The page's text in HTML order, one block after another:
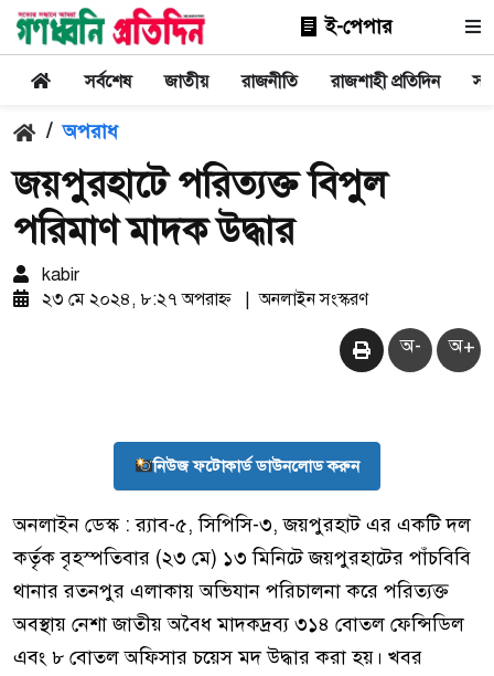
ই-পেপার
সর্বশেষ জাতীয় রাজনীতি রাজশাহী প্রতিদিন
/ অপরাধ
জয়পুরহাটে পরিত্যক্ত বিপুল
পরিমাণ মাদক উদ্ধার
kabir
২৩ মে ২০২৪, ৮:২৭ অপরাহ্ন
| অনলাইন সংস্করণ
অ- অ+
নিউজ ফটোকার্ড ডাউনলোড করুন
অনলাইন ডেস্ক : র‌্যাব-৫, সিপিসি-৩, জয়পুরহাট এর একটি দল
কর্তৃক বৃহস্পতিবার (২৩ মে) ১৩ মিনিটে জয়পুরহাটের পাঁচবিবি
থানার রতনপুর এলাকায় অভিযান পরিচালনা করে পরিত্যক্ত
অবস্থায় নেশা জাতীয় অবৈধ মাদকদ্রব্য ৩১৪ বোতল ফেন্সিডিল
এবং ৮ বোতল অফিসার চয়েস মদ উদ্ধার করা হয়। খবর